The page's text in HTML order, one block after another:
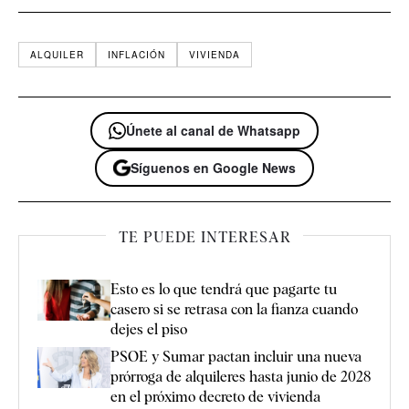
ALQUILER INFLACIÓN VIVIENDA
Únete al canal de Whatsapp
Síguenos en Google News
TE PUEDE INTERESAR
Esto es lo que tendrá que pagarte tu
casero si se retrasa con la fianza cuando
dejes el piso
PSOE y Sumar pactan incluir una nueva
prórroga de alquileres hasta junio de 2028
en el próximo decreto de vivienda